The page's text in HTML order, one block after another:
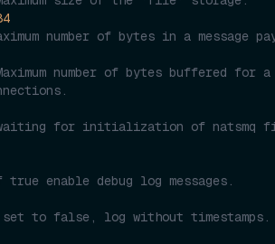
number of bytes in a message
number of bytes buffered for a
for initialization of natsmq
enable debug log messages.
to false, log without timestamps.